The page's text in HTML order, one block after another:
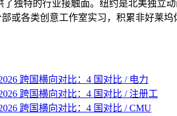
了独特的行业接触面。纽约是北美独立
部或各类创意工作室实习，积累非好莱
跨国横向对比：4 国对比 / 电力
跨国横向对比：4 国对比 / 注册工
跨国横向对比：4 国对比 / CMU